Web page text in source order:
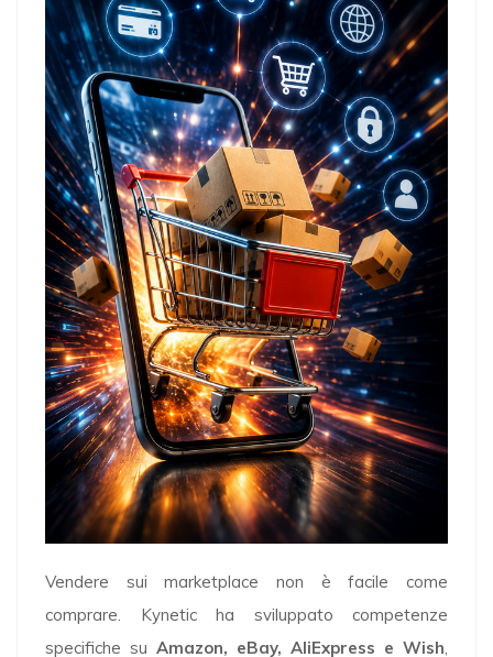
Vendere sui marketplace non è facile come
comprare. Kynetic ha sviluppato competenze
specifiche su Amazon, eBay, AliExpress e Wish,